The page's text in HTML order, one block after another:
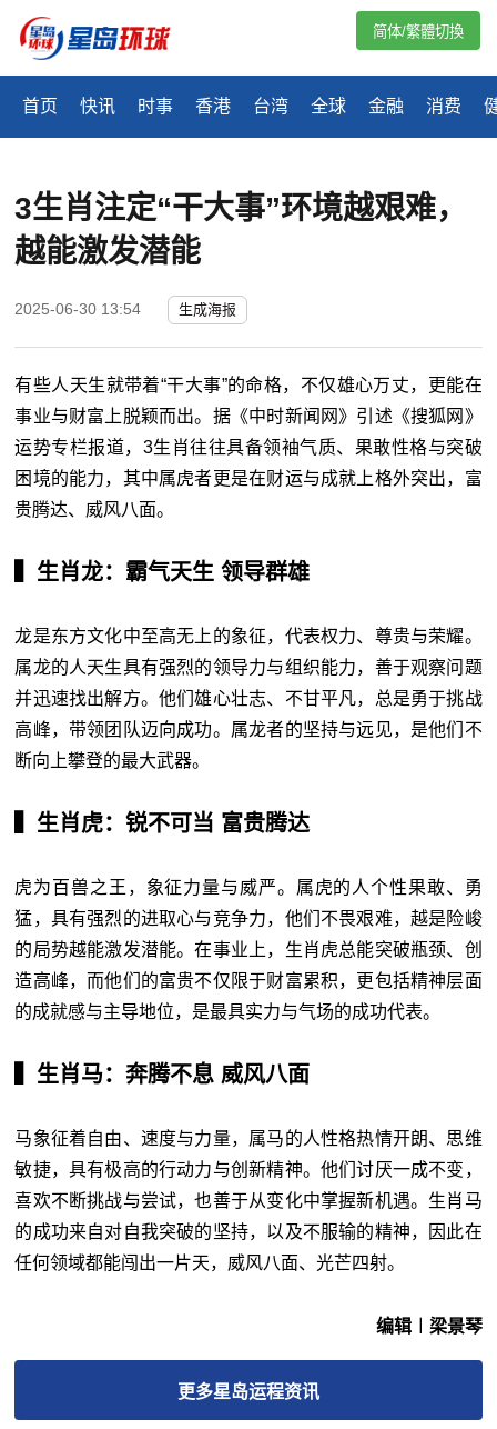
首页 快讯 时事 香港 台湾 全球 金融 消费
简体/繁體切換
3生肖注定“干大事”环境越艰难，
越能激发潜能
2025-06-30 13:54 生成海报
有些人天生就带着“干大事”的命格，不仅雄心万丈，更能在
事业与财富上脱颖而出。据《中时新闻网》引述《搜狐网》
运势专栏报道，3生肖往往具备领袖气质、果敢性格与突破
困境的能力，其中属虎者更是在财运与成就上格外突出，富
贵腾达、威风八面。
▍生肖龙：霸气天生 领导群雄
龙是东方文化中至高无上的象征，代表权力、尊贵与荣耀。
属龙的人天生具有强烈的领导力与组织能力，善于观察问题
并迅速找出解方。他们雄心壮志、不甘平凡，总是勇于挑战
高峰，带领团队迈向成功。属龙者的坚持与远见，是他们不
断向上攀登的最大武器。
▍生肖虎：锐不可当 富贵腾达
虎为百兽之王，象征力量与威严。属虎的人个性果敢、勇
猛，具有强烈的进取心与竞争力，他们不畏艰难，越是险峻
的局势越能激发潜能。在事业上，生肖虎总能突破瓶颈、创
造高峰，而他们的富贵不仅限于财富累积，更包括精神层面
的成就感与主导地位，是最具实力与气场的成功代表。
▍生肖马：奔腾不息 威风八面
马象征着自由、速度与力量，属马的人性格热情开朗、思维
敏捷，具有极高的行动力与创新精神。他们讨厌一成不变，
喜欢不断挑战与尝试，也善于从变化中掌握新机遇。生肖马
的成功来自对自我突破的坚持，以及不服输的精神，因此在
任何领域都能闯出一片天，威风八面、光芒四射。
编辑︱梁景琴
更多星岛运程资讯